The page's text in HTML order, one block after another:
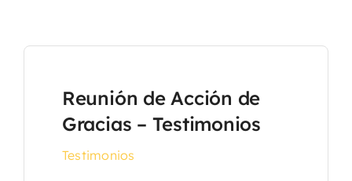
Reunión de Acción de
Gracias – Testimonios
Testimonios